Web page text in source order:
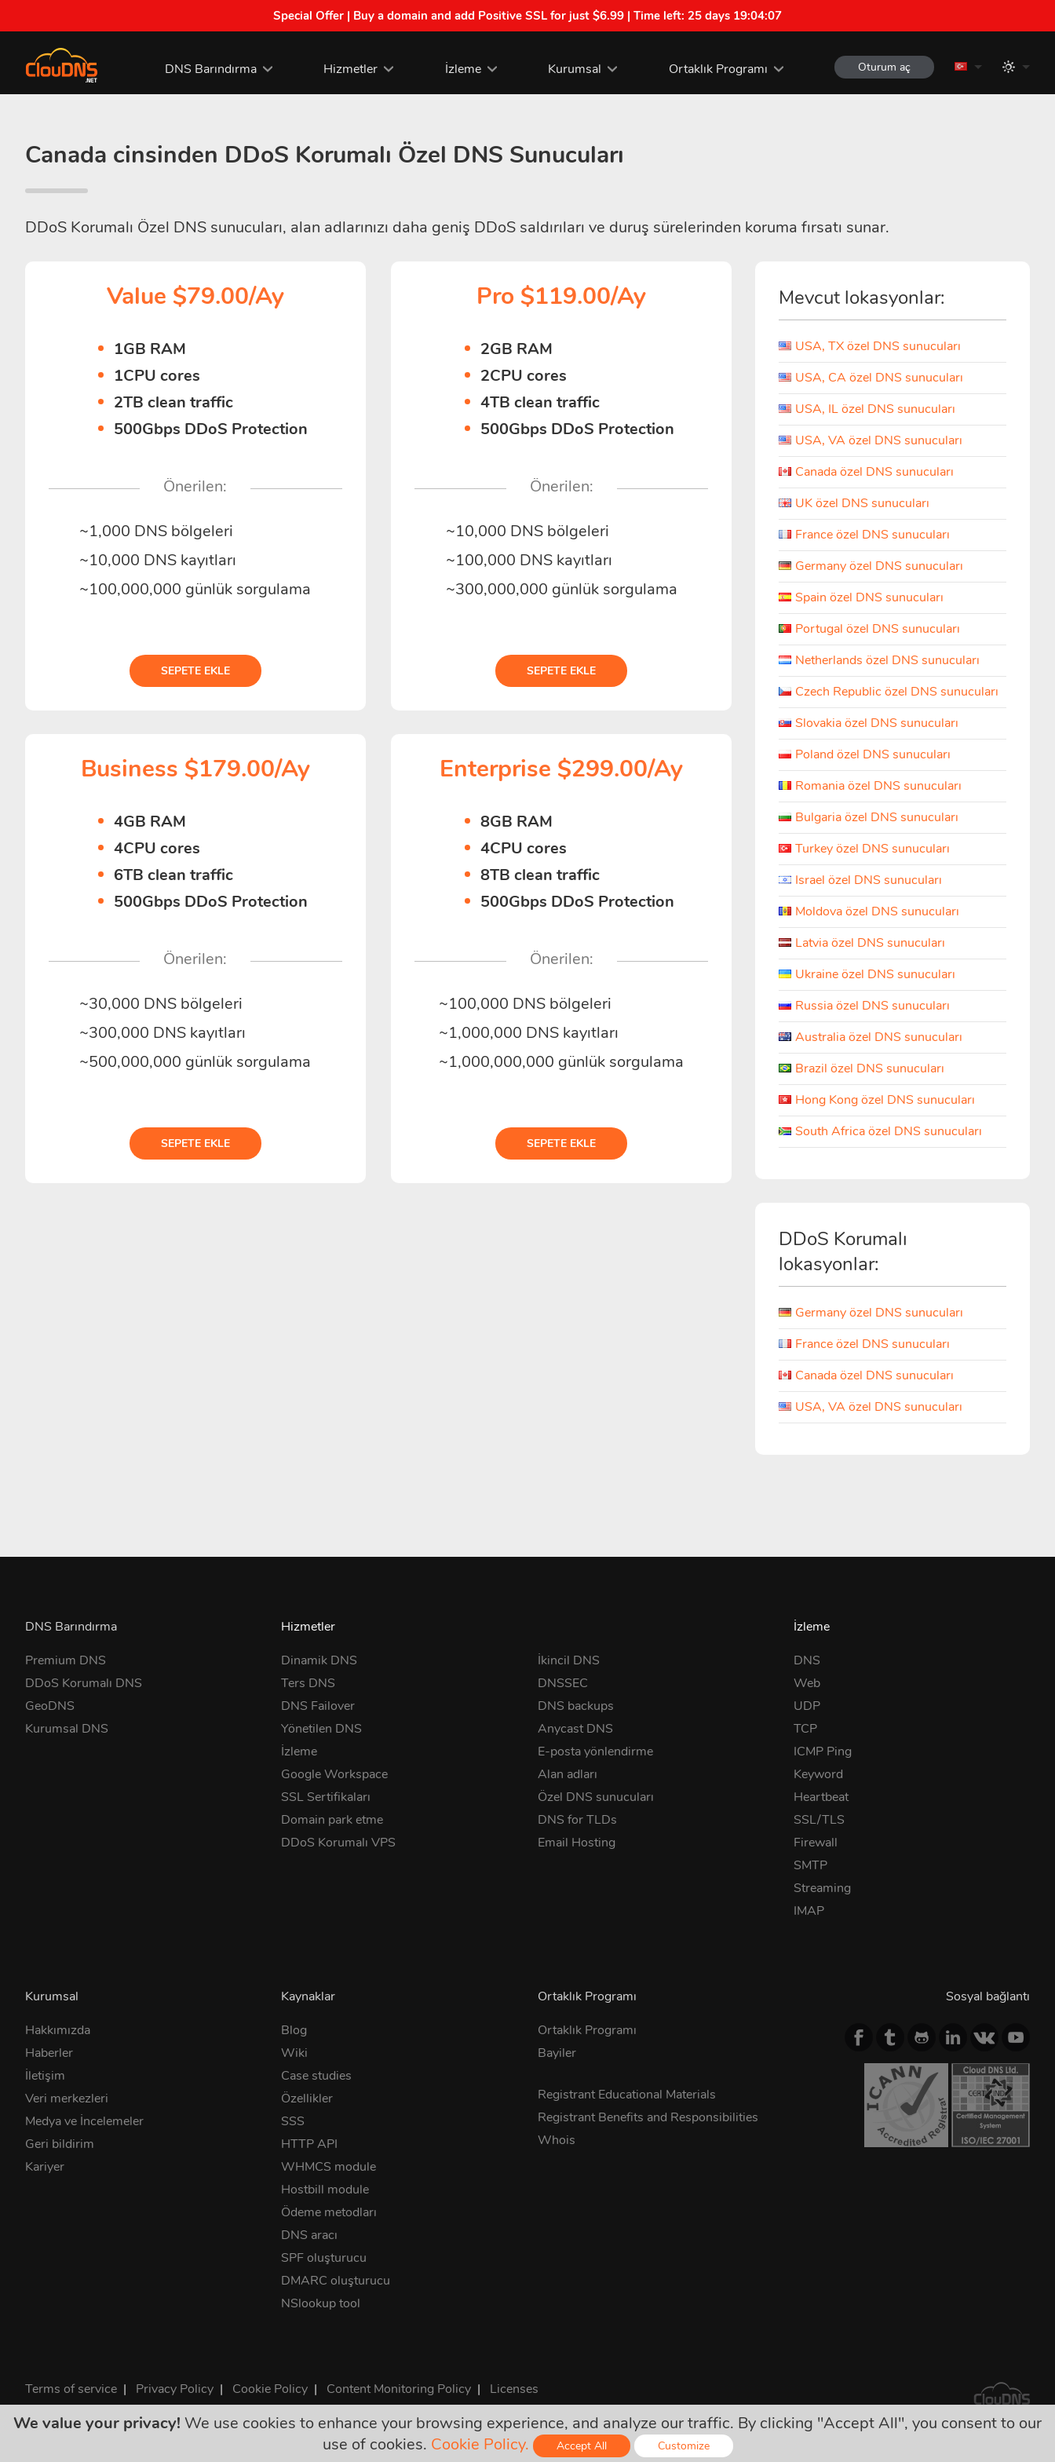
Special Offer | Buy a domain and add Positive SSL for just $6.99 | Time left: 25 days 19:04:06
DNS Barındırma Hizmetler İzleme Kurumsal Ortaklık Programı Oturum aç
Canada cinsinden DDoS Korumalı Özel DNS Sunucuları
DDoS Korumalı Özel DNS sunucuları, alan adlarınızı daha geniş DDoS saldırıları ve duruş sürelerinden koruma fırsatı sunar.
Value $79.00/Ay
1GB RAM
1CPU cores
2TB clean traffic
500Gbps DDoS Protection
Önerilen:
~1,000 DNS bölgeleri
~10,000 DNS kayıtları
~100,000,000 günlük sorgulama
SEPETE EKLE
Pro $119.00/Ay
2GB RAM
2CPU cores
4TB clean traffic
500Gbps DDoS Protection
Önerilen:
~10,000 DNS bölgeleri
~100,000 DNS kayıtları
~300,000,000 günlük sorgulama
SEPETE EKLE
Business $179.00/Ay
4GB RAM
4CPU cores
6TB clean traffic
500Gbps DDoS Protection
Önerilen:
~30,000 DNS bölgeleri
~300,000 DNS kayıtları
~500,000,000 günlük sorgulama
SEPETE EKLE
Enterprise $299.00/Ay
8GB RAM
4CPU cores
8TB clean traffic
500Gbps DDoS Protection
Önerilen:
~100,000 DNS bölgeleri
~1,000,000 DNS kayıtları
~1,000,000,000 günlük sorgulama
SEPETE EKLE
Mevcut lokasyonlar:
USA, TX özel DNS sunucuları
USA, CA özel DNS sunucuları
USA, IL özel DNS sunucuları
USA, VA özel DNS sunucuları
Canada özel DNS sunucuları
UK özel DNS sunucuları
France özel DNS sunucuları
Germany özel DNS sunucuları
Spain özel DNS sunucuları
Portugal özel DNS sunucuları
Netherlands özel DNS sunucuları
Czech Republic özel DNS sunucuları
Slovakia özel DNS sunucuları
Poland özel DNS sunucuları
Romania özel DNS sunucuları
Bulgaria özel DNS sunucuları
Turkey özel DNS sunucuları
Israel özel DNS sunucuları
Moldova özel DNS sunucuları
Latvia özel DNS sunucuları
Ukraine özel DNS sunucuları
Russia özel DNS sunucuları
Australia özel DNS sunucuları
Brazil özel DNS sunucuları
Hong Kong özel DNS sunucuları
South Africa özel DNS sunucuları
DDoS Korumalı
lokasyonlar:
Germany özel DNS sunucuları
France özel DNS sunucuları
Canada özel DNS sunucuları
USA, VA özel DNS sunucuları
DNS Barındırma
Premium DNS
DDoS Korumalı DNS
GeoDNS
Kurumsal DNS
Hizmetler
Dinamik DNS
Ters DNS
DNS Failover
Yönetilen DNS
İzleme
Google Workspace
SSL Sertifikaları
Domain park etme
DDoS Korumalı VPS
İkincil DNS
DNSSEC
DNS backups
Anycast DNS
E-posta yönlendirme
Alan adları
Özel DNS sunucuları
DNS for TLDs
Email Hosting
İzleme
DNS
Web
UDP
TCP
ICMP Ping
Keyword
Heartbeat
SSL/TLS
Firewall
SMTP
Streaming
IMAP
Kurumsal
Hakkımızda
Haberler
İletişim
Veri merkezleri
Medya ve İncelemeler
Geri bildirim
Kariyer
Kaynaklar
Blog
Wiki
Case studies
Özellikler
SSS
HTTP API
WHMCS module
Hostbill module
Ödeme metodları
DNS aracı
SPF oluşturucu
DMARC oluşturucu
NSlookup tool
Ortaklık Programı
Ortaklık Programı
Bayiler
Registrant Educational Materials
Registrant Benefits and Responsibilities
Whois
Sosyal bağlantı
Terms of service | Privacy Policy | Cookie Policy | Content Monitoring Policy | Licenses
©2026 ClouDNS
Tüm fiyatlar kesin ve gerekli tüm vergileri içerir. Başka gizli masraf yok!
We value your privacy! We use cookies to enhance your browsing experience, and analyze our traffic. By clicking "Accept All", you consent to our
use of cookies. Cookie Policy. Accept All Customize